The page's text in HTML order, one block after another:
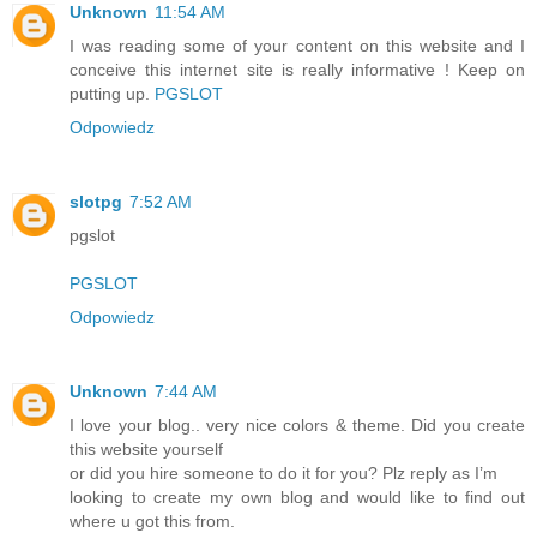
Unknown 11:54 AM
I was reading some of your content on this website and I
conceive this internet site is really informative ! Keep on
putting up. PGSLOT
Odpowiedz
slotpg 7:52 AM
pgslot
PGSLOT
Odpowiedz
Unknown 7:44 AM
I love your blog.. very nice colors & theme. Did you create
this website yourself
or did you hire someone to do it for you? Plz reply as I’m
looking to create my own blog and would like to find out
where u got this from.